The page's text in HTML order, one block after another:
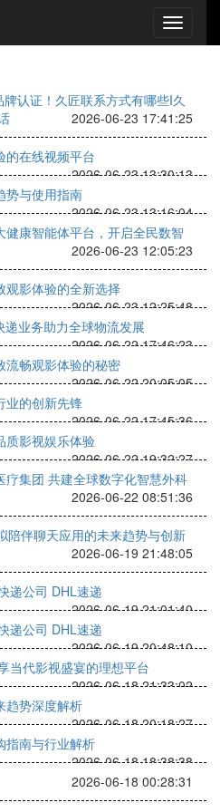
认证！久匠联系方式有哪些I久
2026-06-23 17:41:25
的在线视频平台
2026-06-23 13:30:13
势与使用指南
2026-06-23 13:16:04
康智能体平台，开启全民数智
2026-06-23 12:05:23
观影体验的全新选择
2026-06-23 12:25:48
业务助力全球物流发展
2026-06-22 17:46:23
流畅观影体验的秘密
2026-06-22 20:05:05
业的创新先锋
2026-06-22 17:45:36
质影视娱乐体验
2026-06-22 19:32:27
集团 共建全球数字化智慧外科
2026-06-22 08:51:36
陪伴聊天应用的未来趋势与创新
2026-06-19 21:48:05
递公司 DHL速递
2026-06-19 21:01:40
递公司 DHL速递
2026-06-19 20:48:10
当代影视盛宴的理想平台
2026-06-18 21:33:02
趋势深度解析
2026-06-18 20:18:27
指南与行业解析
2026-06-18 18:38:38
2026-06-18 00:28:31